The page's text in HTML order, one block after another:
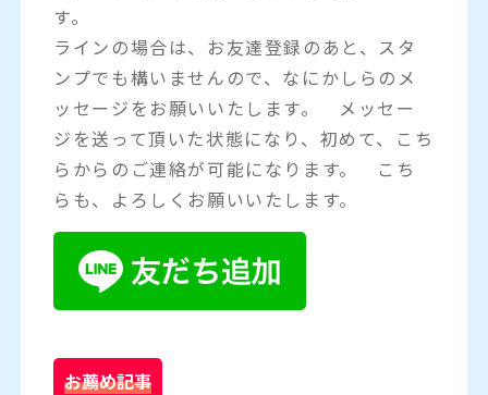
す。
ラインの場合は、お友達登録のあと、スタ
ンプでも構いませんので、なにかしらのメ
ッセージをお願いいたします。 メッセー
ジを送って頂いた状態になり、初めて、こち
らからのご連絡が可能になります。 こち
らも、よろしくお願いいたします。
お薦め記事